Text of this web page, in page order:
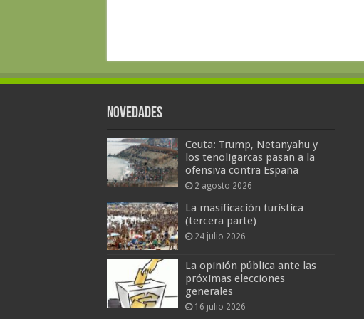
Novedades
Ceuta: Trump, Netanyahu y
los tenoligarcas pasan a la
ofensiva contra España
2 agosto 2026
La masificación turística
(tercera parte)
24 julio 2026
La opinión pública ante las
próximas elecciones
generales
16 julio 2026